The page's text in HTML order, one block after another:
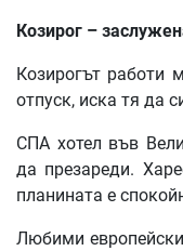
Козирог –
Козирогът работи
отпуск, иска тя да
СПА хотел във
да презареди.
планината е
Любими